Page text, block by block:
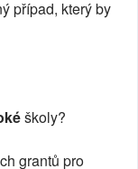
případ, který by
školy?
grantů pro